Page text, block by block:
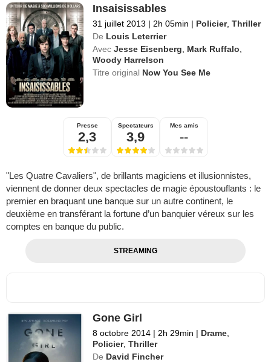
Insaisissables
31 juillet 2013 | 2h 05min | Policier,Thriller
De Louis Leterrier
Avec Jesse Eisenberg Mark Ruffalo
Woody Harrelson
Titre original Now You See Me
Presse
2,3
Spectateurs
3,9
Mes amis
--
"Les Quatre Cavaliers", de brillants magiciens et illusionnistes,
viennent de donner deux spectacles de magie époustouflants : le
premier en braquant une banque sur un autre continent, le
deuxième en transférant la fortune d’un banquier véreux sur les
comptes en banque du public.
STREAMING
Gone Girl
8 octobre 2014 | 2h 29min | Drame
Policier,Thriller
De David Fincher